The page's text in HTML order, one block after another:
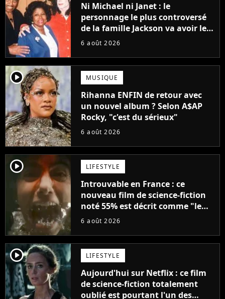
Ni Michael ni Janet : le
personnage le plus controversé
de la famille Jackson va avoir le
droit à sa propre série
6 août 2026
player2 MUSIQUE
Rihanna ENFIN de retour avec
un nouvel album ? Selon A$AP
Rocky, "c'est du sérieux"
6 août 2026
player2 LIFESTYLE
Introuvable en France : ce
nouveau film de science-fiction
noté 55% est décrit comme "le
plus stupide de l'année"
6 août 2026
player2 LIFESTYLE
Aujourd'hui sur Netflix : ce film
de science-fiction totalement
oublié est pourtant l'un des